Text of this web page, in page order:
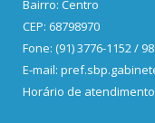
Bairro: Centro
CEP: 68798970
Fone: (91) 3776-1152 /
E-mail:
Horário de